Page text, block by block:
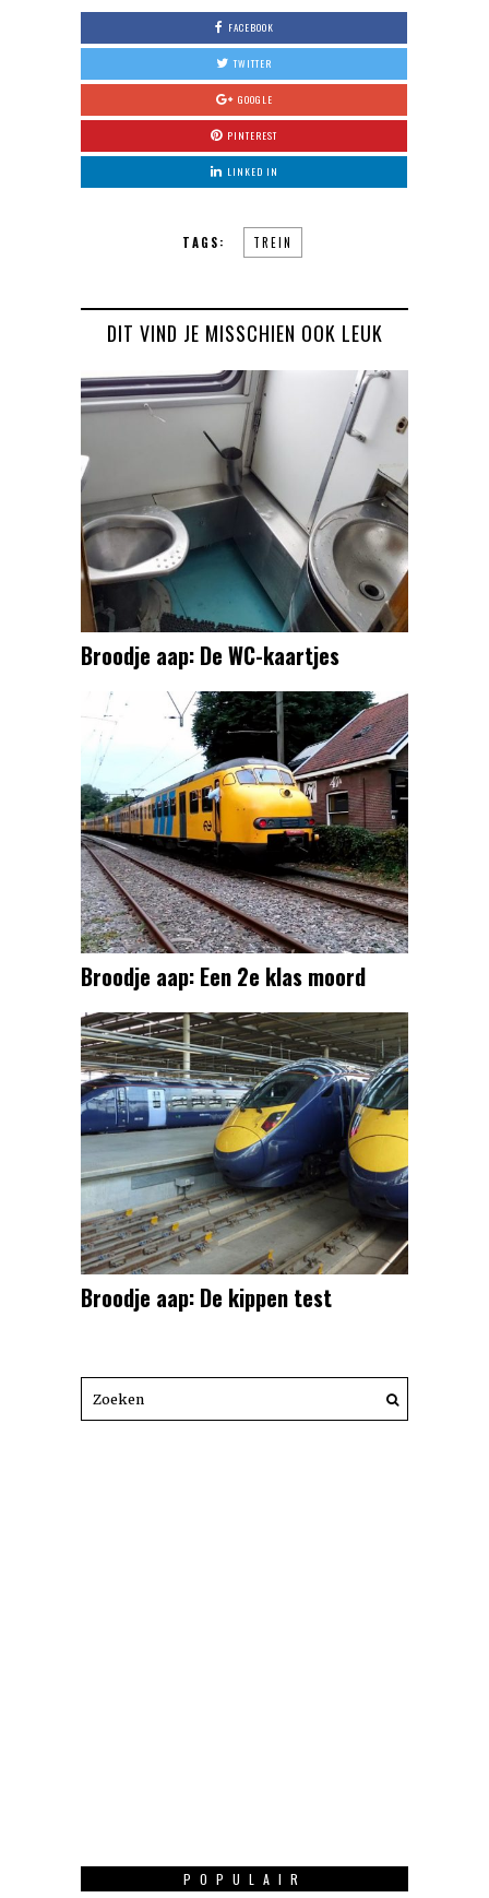
FACEBOOK
TWITTER
GOOGLE
PINTEREST
LINKED IN
TAGS: TREIN
DIT VIND JE MISSCHIEN OOK LEUK
Broodje aap: De WC-kaartjes
Broodje aap: Een 2e klas moord
Broodje aap: De kippen test
POPULAIR